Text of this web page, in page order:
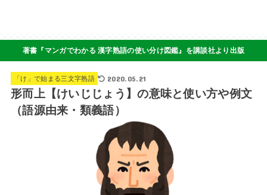
著書『マンガでわかる 漢字熟語の使い分け図鑑』を講談社より出版
「け」で始まる三文字熟語 2020.05.21
形而上【けいじじょう】の意味と使い方や例文
（語源由来・類義語）